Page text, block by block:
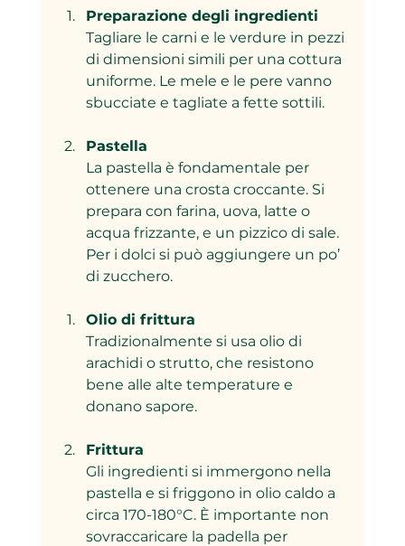
Preparazione degli ingredienti
Tagliare le carni e le verdure in pezzi
di dimensioni simili per una cottura
uniforme. Le mele e le pere vanno
sbucciate e tagliate a fette sottili.
Pastella
La pastella è fondamentale per
ottenere una crosta croccante. Si
prepara con farina, uova, latte o
acqua frizzante, e un pizzico di sale.
Per i dolci si può aggiungere un po’
di zucchero.
Olio di frittura
Tradizionalmente si usa olio di
arachidi o strutto, che resistono
bene alle alte temperature e
donano sapore.
Frittura
Gli ingredienti si immergono nella
pastella e si friggono in olio caldo a
circa 170-180°C. È importante non
sovraccaricare la padella per